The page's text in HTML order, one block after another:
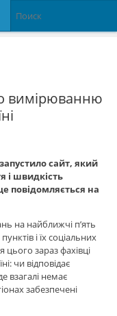
вимірюванню
сайт, який
і швидкість
повідомляється на
на найближчі п’ять
і їх соціальних
цього зараз фахівці
чи відповідає
взагалі немає
забезпечені